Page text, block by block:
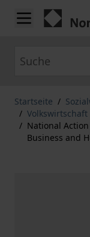
Zum Inhalt springen
Startseite /
/ Volkswirtschaft
/ National
Business and